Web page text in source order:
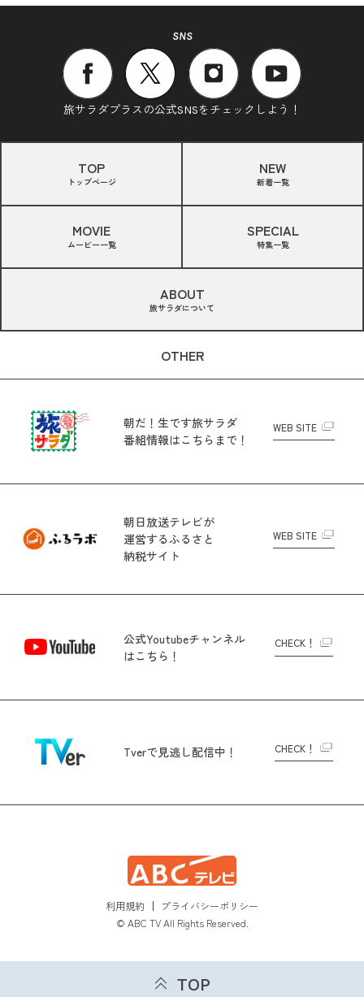
SNS
旅サラダプラスの公式SNSをチェックしよう！
TOP
トップページ
NEW
新着一覧
MOVIE
ムービー一覧
SPECIAL
特集一覧
ABOUT
旅サラダについて
OTHER
朝だ！生です旅サラダ
番組情報はこちらまで！
WEB SITE
朝日放送テレビが
運営するふるさと
納税サイト
WEB SITE
公式Youtubeチャンネル
はこちら！
CHECK！
Tverで見逃し配信中！ CHECK！
利用規約
プライバシーポリシー
© ABC TV All Rights Reserved.
TOP